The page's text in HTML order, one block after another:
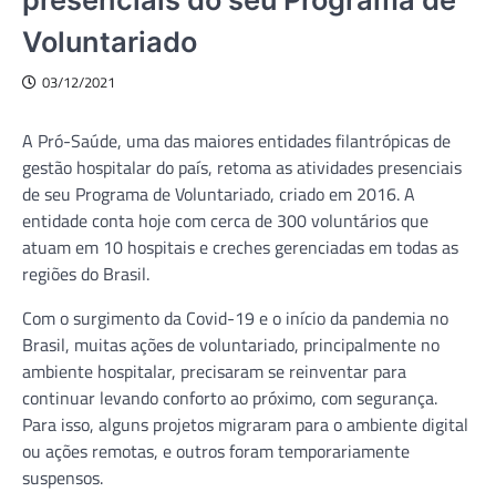
Voluntariado
03/12/2021
A Pró-Saúde, uma das maiores entidades filantrópicas de
gestão hospitalar do país, retoma as atividades presenciais
de seu Programa de Voluntariado, criado em 2016. A
entidade conta hoje com cerca de 300 voluntários que
atuam em 10 hospitais e creches gerenciadas em todas as
regiões do Brasil.
Com o surgimento da Covid-19 e o início da pandemia no
Brasil, muitas ações de voluntariado, principalmente no
ambiente hospitalar, precisaram se reinventar para
continuar levando conforto ao próximo, com segurança.
Para isso, alguns projetos migraram para o ambiente digital
ou ações remotas, e outros foram temporariamente
suspensos.